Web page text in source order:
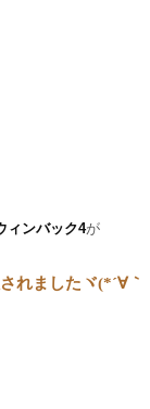
ィンバック4が
れましたヾ(*´∀｀